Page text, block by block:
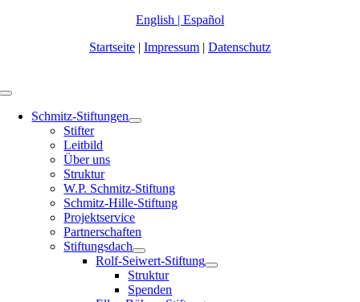
English | Español
Startseite | Impressum | Datenschutz
Toggle
NavigationSchmitz-Stiftungen
Stifter
Leitbild
Über uns
Struktur
W.P. Schmitz-Stiftung
Schmitz-Hille-Stiftung
Projektservice
Partnerschaften
Stiftungsdach
Rolf-Seiwert-Stiftung
Struktur
Spenden